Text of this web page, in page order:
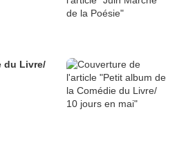
du Livre/